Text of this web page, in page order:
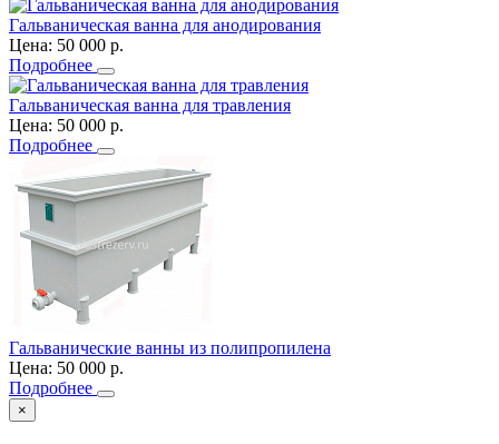
Гальваническая ванна для анодирования
Цена: 50 000 р.
Подробнее
Гальваническая ванна для травления
Цена: 50 000 р.
Подробнее
Гальванические ванны из полипропилена
Цена: 50 000 р.
Подробнее
×